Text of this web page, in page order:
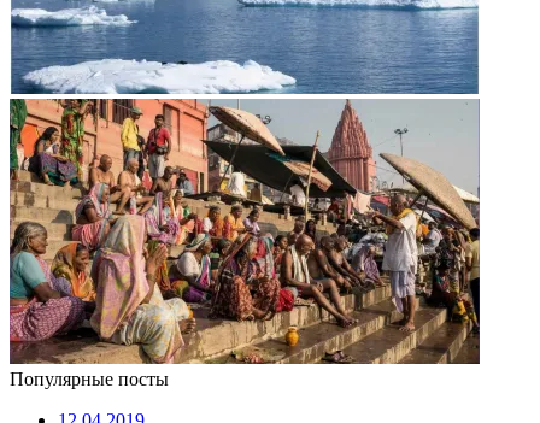
Популярные посты